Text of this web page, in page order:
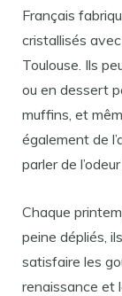
Français
cristallisés
Toulouse. Ils
ou en dessert
muffins, et
également de
parler de
Chaque
peine dépliés,
satisfaire les
renaissance et